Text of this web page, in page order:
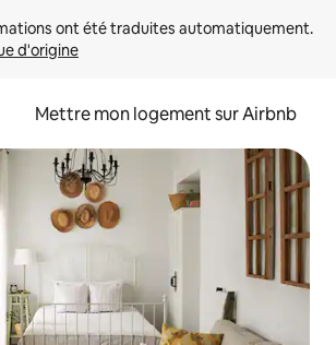
d'origine
Mettre mon logement sur Airbnb